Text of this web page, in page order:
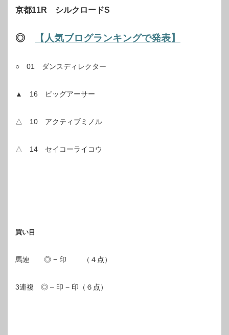
京都11R シルクロードS
◎ 【人気ブログランキングで発表】
○ 01 ダンスディレクター
▲ 16 ビッグアーサー
△ 10 アクティブミノル
△ 14 セイコーライコウ
買い目
馬連 ◎ − 印 （４点）
3連複 ◎ – 印 − 印（６点）